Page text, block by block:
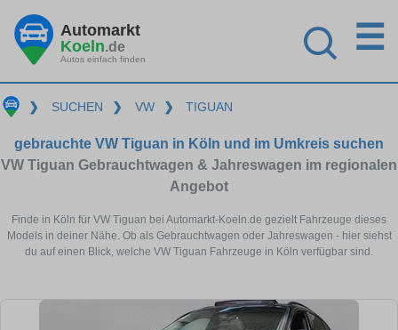
Automarkt
Koeln.de
Autos einfach finden
☰
❯ SUCHEN ❯ VW ❯ TIGUAN
gebrauchte VW Tiguan in Köln und im Umkreis suchen
VW Tiguan Gebrauchtwagen & Jahreswagen im regionalen
Angebot
Finde in Köln für VW Tiguan bei Automarkt-Koeln.de gezielt Fahrzeuge dieses
Models in deiner Nähe. Ob als Gebrauchtwagen oder Jahreswagen - hier siehst
du auf einen Blick, welche VW Tiguan Fahrzeuge in Köln verfügbar sind.